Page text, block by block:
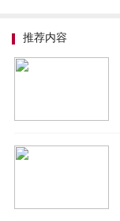
推荐内容